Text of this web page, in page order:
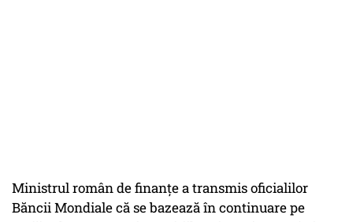
Ministrul român de finanțe a transmis oficialilor
Băncii Mondiale că se bazează în continuare pe